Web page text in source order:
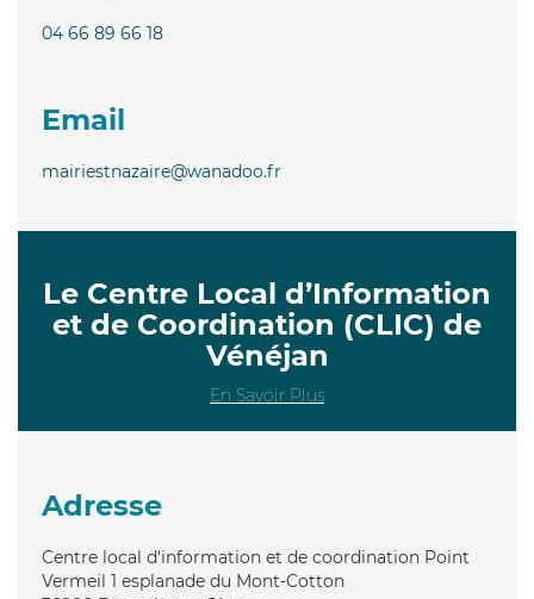
04 66 89 66 18
Email
mairiestnazaire@wanadoo.fr
Le Centre Local d’Information
et de Coordination (CLIC) de
Vénéjan
En Savoir Plus
Adresse
Centre local d'information et de coordination Point
Vermeil 1 esplanade du Mont-Cotton